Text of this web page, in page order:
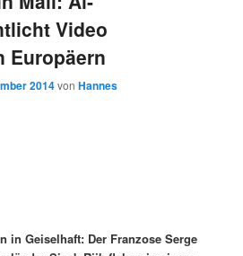
Video
Europäern
2014vonHannes
in Geiselhaft: Der Franzose Serge